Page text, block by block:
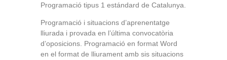
Programació tipus 1 estándard de Catalunya.
Programació i situacions d’aprenentatge
lliurada i provada en l’última convocatòria
d’oposicions. Programació en format Word
en el format de lliurament amb sis situacions